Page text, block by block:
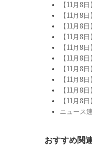
【11月8
【11月8
【11月8
【11月8
【11月8
【11月8
【11月8
【11月8
【11月8
【11月8
ニュース
おすすめ関